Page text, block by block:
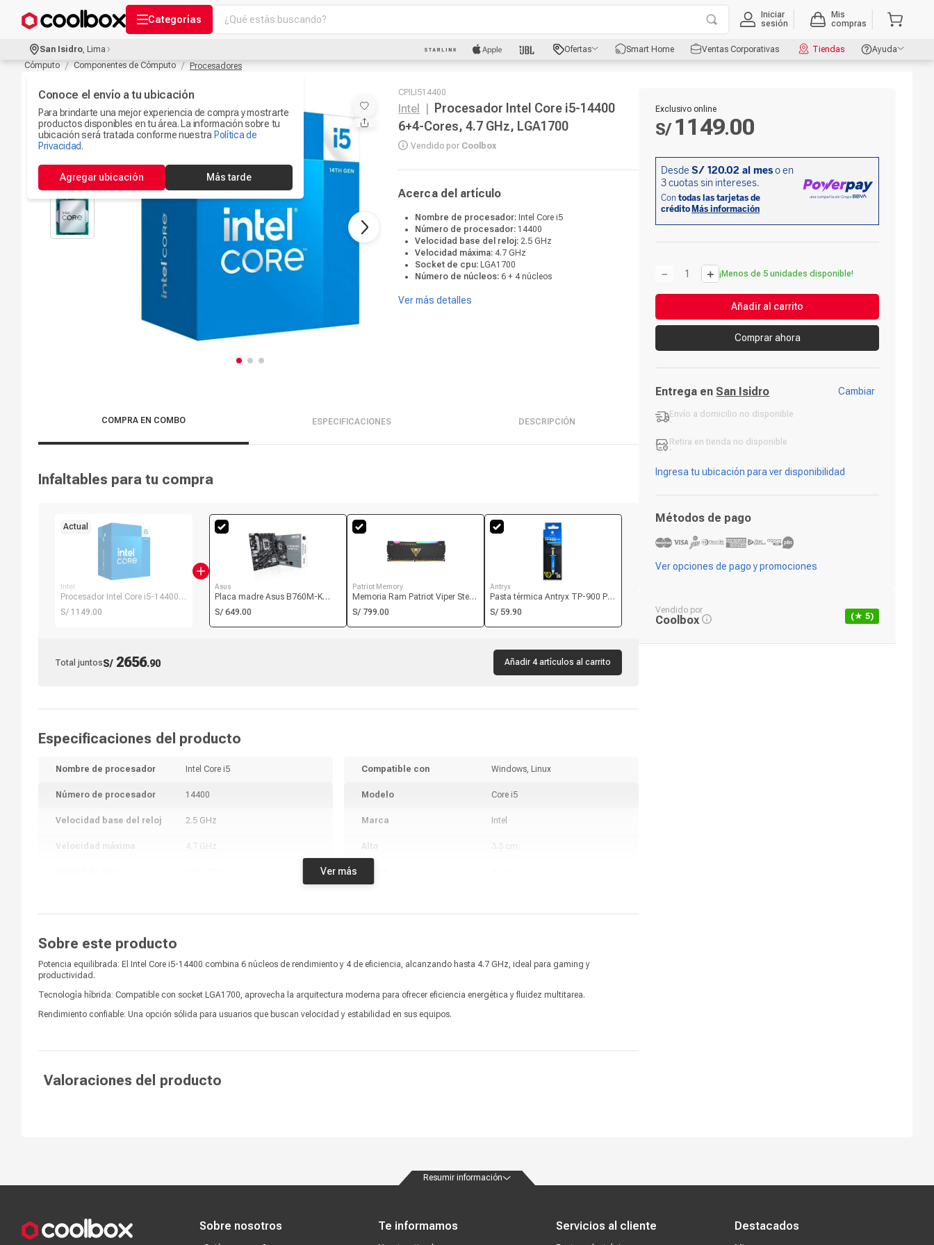
Categorías
¿Qué estás buscando?
1.
3.
Ipad
Ps5
Microfono
7.
Camaras Seguridad
8.
Parlantes Bluetooth
9.
Iphone 15
Iniciar
sesión
Mis
compras
San Isidro, Lima
Conoce el envío a tu ubicación
Para brindarte una mejor experiencia de compra y mostrarte
productos disponibles en tu área. La información sobre tu
ubicación será tratada conforme nuestra Política de
Privacidad.
Agregar ubicación Más tarde
Ofertas Smart Home Ventas Corporativas Tiendas
Ayuda
Cómputo
Componentes de Cómputo Procesadores
CPILI514400
Intel
Procesador Intel Core i5-14400
6+4-Cores, 4.7 GHz, LGA1700
Vendido por Coolbox
Acerca del artículo
Nombre de procesador: Intel Core i5
Número de procesador: 14400
Velocidad base del reloj:2.5 GHz
Velocidad máxima:4.7 GHz
Socket de cpu: LGA1700
Número de núcleos:6 + 4 núcleos
Ver más detalles
COMPRA EN COMBO ESPECIFICACIONES DESCRIPCIÓN
Infaltables para tu compra
Actual
Intel
Procesador Intel Core i5-14400
6+4-Cores, 4.7 GHz, LGA1700
S/ 1149.00
Asus
Placa madre Asus B760M-K
LGA1700, DDR4
S/ 649.00
‎Patriot Memory
Memoria Ram Patriot Viper Steel
RGB Ddr4 32GB-3600mhz, Cl20,
S/ 799.00
Antryx
Pasta térmica Antryx TP-900 Pro
2 gr
S/ 59.90
Total juntosS/ 2656.90 Añadir 4 artículos al carrito
Especificaciones del producto
Nombre de procesador Intel Core i5
Número de procesador 14400
Velocidad base del reloj 2.5 GHz
Velocidad máxima 4.7 GHz
Caché
Chipset de gráficos
Detalle de gráficos Intel UHD Graphics 730
Compatible con Windows, Linux
Modelo Core i5
Marca Intel
Alto 3.3 cm
Vendido por Coolbox
Ver más
Sobre este producto
Potencia equilibrada: El Intel Core i5-14400 combina 6 núcleos de rendimiento y 4 de eficiencia, alcanzando hasta 4.7 GHz, ideal para gaming y
productividad.
Tecnología híbrida: Compatible con socket LGA1700, aprovecha la arquitectura moderna para ofrecer eficiencia energética y fluidez multitarea.
Rendimiento confiable: Una opción sólida para usuarios que buscan velocidad y estabilidad en sus equipos.
Valoraciones del producto
Exclusivo online
S/ 1149.00
＋
－ ¡Menos de 5 unidades disponible!
Añadir al carrito
Comprar ahora
Entrega en San Isidro Cambiar
Envío a domicilio no disponible
-
Retira en tienda no disponible
-
Ingresa tu ubicación para ver disponibilidad
Métodos de pago
Ver opciones de pago y promociones
Vendido por
Coolbox (★ 5)
Resumir información
Sobre nosotros Te informamos Servicios al cliente Destacados